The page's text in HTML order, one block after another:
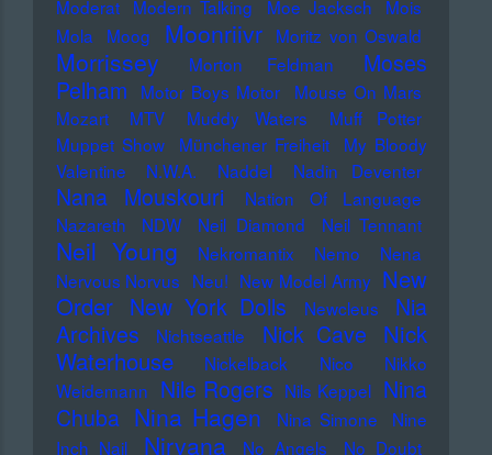
Moderat Modern Talking Moe Jacksch
Mois
Mola
Moog Moonriivr Moritz von Oswald
Morrissey Morton Feldman
Moses
Pelham
Motor Boys Motor
Mouse On Mars
Mozart
MTV Muddy Waters
Muff Potter
Muppet Show
Münchener Freiheit
My Bloody
Valentine
N.W.A. Naddel Nadin Deventer
Nana Mouskouri
Nation Of Language
Nazareth
NDW Neil Diamond Neil Tennant
Neil Young Nekromantix Nemo
Nena
Nervous Norvus Neu! New Model Army New
Order New York Dolls Newcleus
Nia
Archives
Nichtseattle Nick Cave
Nick
Waterhouse
Nickelback Nico
Nikko
Weidemann Nile Rogers Nils Keppel Nina
Chuba Nina Hagen Nina Simone
Nine
Inch Nail
Nirvana No Angels No Doubt